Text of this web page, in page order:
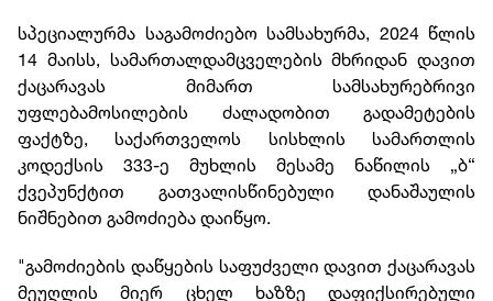
სპეციალურმა საგამოძიებო სამსახურმა, 2024 წლის
14 მაისს, სამართალდამცველების მხრიდან დავით
ქაცარავას მიმართ სამსახურებრივი
უფლებამოსილების ძალადობით გადამეტების
ფაქტზე, საქართველოს სისხლის სამართლის
კოდექსის 333-ე მუხლის მესამე ნაწილის „ბ“
ქვეპუნქტით გათვალისწინებული დანაშაულის
ნიშნებით გამოძიება დაიწყო.
"გამოძიების დაწყების საფუძველი დავით ქაცარავას
მეუღლის მიერ ცხელ ხაზზე დაფიქსირებული